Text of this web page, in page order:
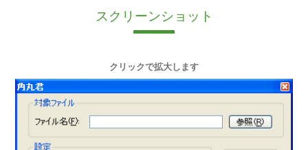
スクリーンショット
クリックで拡大します